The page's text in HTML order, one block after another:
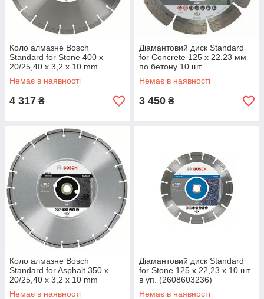
Коло алмазне Bosch
Standard for Stone 400 x
20/25,40 x 3,2 x 10 mm
(2608602604)
Немає в наявності
4 317 ₴
Діамантовий диск Standard
for Concrete 125 х 22.23 мм
по бетону 10 шт
(2608603240)
Немає в наявності
3 450 ₴
Коло алмазне Bosch
Standard for Asphalt 350 x
20/25,40 x 3,2 x 10 mm
(2608602625)
Немає в наявності
Діамантовий диск Standard
for Stone 125 х 22,23 х 10 шт
в уп. (2608603236)
Немає в наявності